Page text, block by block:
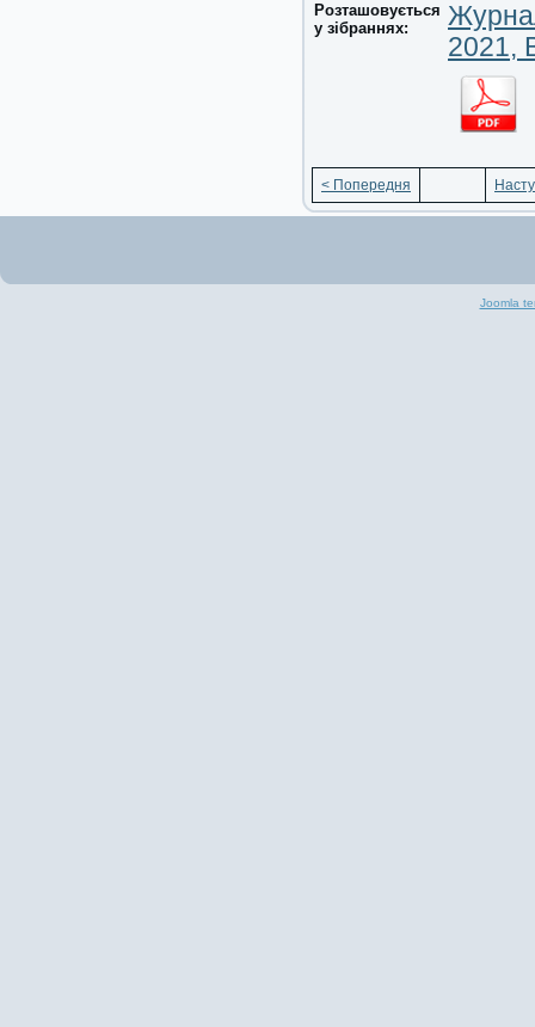
Розташовується
у зібраннях:
2021,
< Попередня
Joomla